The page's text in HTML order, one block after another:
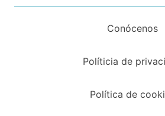
Conócenos
Políticia de
Política de